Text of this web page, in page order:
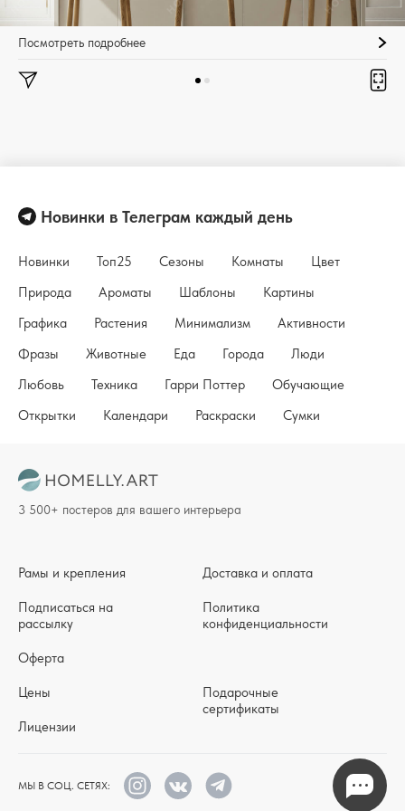
Посмотреть подробнее
Новинки в Телеграм каждый день
Новинки Топ25 Сезоны Комнаты
Цвет
Природа
Ароматы Шаблоны
Картины
Графика
Растения Минимализм
Активности
Фразы
Животные Еда Города
Люди
Любовь
Техника Гарри Поттер
Обучающие
Открытки
Календари Раскраски Сумки
МЫ В СОЦ. СЕТЯХ:
Рамы и крепления
Подписаться на
рассылку
Оферта
Доставка и оплата
Политика
конфиденциальности
Цены
Лицензии
Подарочные
сертификаты
3 500+ постеров для вашего интерьера